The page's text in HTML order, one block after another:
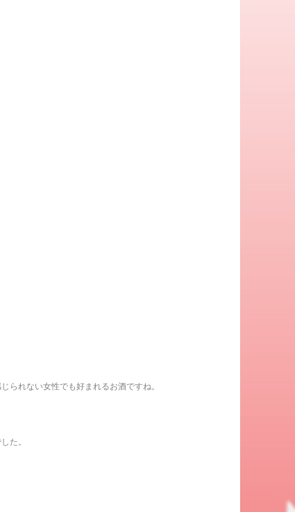
られない女性でも好まれるお酒ですね。
た。